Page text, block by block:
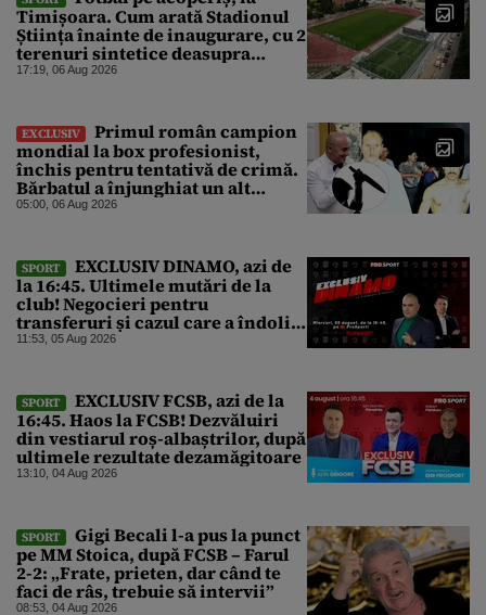
Timișoara. Cum arată Stadionul
Știința înainte de inaugurare, cu 2
terenuri sintetice deasupra
tribunei
17:19, 06 Aug 2026
EXCLUSIV
Primul român campion
mondial la box profesionist,
închis pentru tentativă de crimă.
Bărbatul a înjunghiat un alt
interlop periculos
05:00, 06 Aug 2026
SPORT
EXCLUSIV DINAMO, azi de
la 16:45. Ultimele mutări de la
club! Negocieri pentru
transferuri și cazul care a îndoliat
Dinamo
11:53, 05 Aug 2026
SPORT
EXCLUSIV FCSB, azi de la
16:45. Haos la FCSB! Dezvăluiri
din vestiarul roș-albaștrilor, după
ultimele rezultate dezamăgitoare
13:10, 04 Aug 2026
SPORT
Gigi Becali l-a pus la punct
pe MM Stoica, după FCSB – Farul
2-2: „Frate, prieten, dar când te
faci de râs, trebuie să intervii”
08:53, 04 Aug 2026